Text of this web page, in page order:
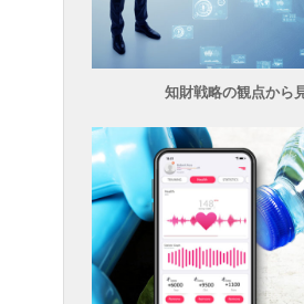
知財戦略の観点から